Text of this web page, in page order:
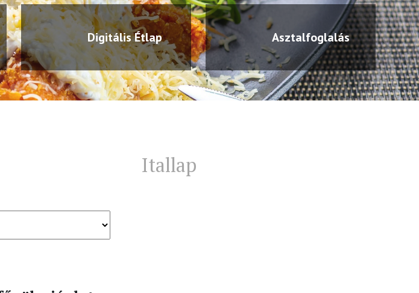
Digitális Étlap Asztalfoglalás
Itallap